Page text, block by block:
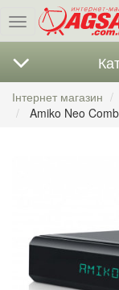
Меню
Інтернет магазин
Amiko Neo